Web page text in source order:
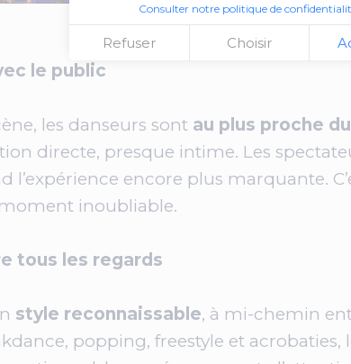
Consulter notre politique de
Refuser Choisir
le public
les danseurs sont au plus proche
directe, presque intime. Les
l’expérience encore plus marquante.
inoubliable.
tous les regards
style reconnaissable, à mi-chemin
popping, freestyle et acrobaties,